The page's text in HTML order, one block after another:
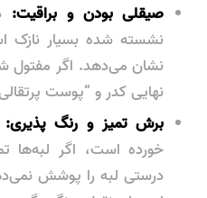
صیقلی بودن و براقیت:
نشسته شده بسیار نازک
نشان می‌دهد. اگر مفتول
نهایی کدر و “پوست
برش تمیز و رنگ‌ پذیری:
خورده است، اگر لبه‌ها